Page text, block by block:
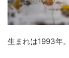
生まれは1993年